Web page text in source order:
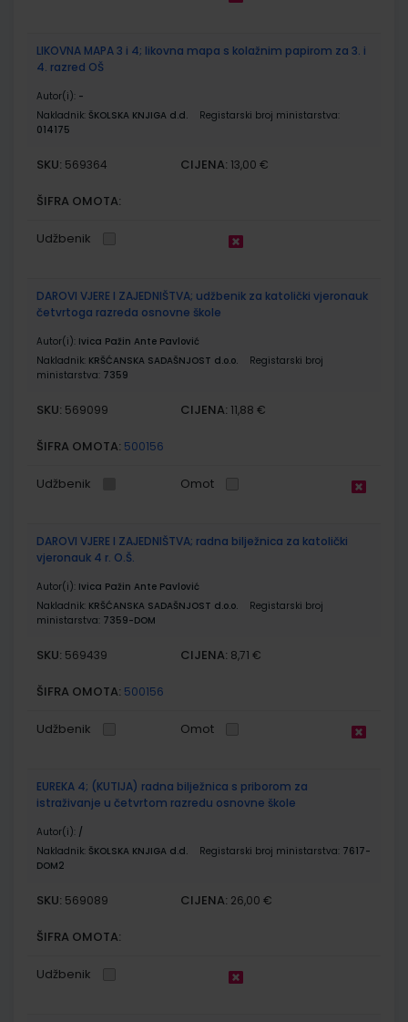
LIKOVNA MAPA 3 i 4; likovna mapa s kolažnim papirom za 3. i
4. razred OŠ
Autor(i): -
Nakladnik: ŠKOLSKA KNJIGA d.d.
Registarski broj ministarstva:
014175
SKU: 569364 CIJENA: 13,00 €
ŠIFRA OMOTA:
Udžbenik
DAROVI VJERE I ZAJEDNIŠTVA; udžbenik za katolički vjeronauk
četvrtoga razreda osnovne škole
Autor(i): Ivica Pažin Ante Pavlović
Nakladnik: KRŠĆANSKA SADAŠNJOST d.o.o.
Registarski broj
ministarstva: 7359
SKU: 569099 CIJENA: 11,88 €
ŠIFRA OMOTA: 500156
Udžbenik Omot
DAROVI VJERE I ZAJEDNIŠTVA; radna bilježnica za katolički
vjeronauk 4 r. O.Š.
Autor(i): Ivica Pažin Ante Pavlović
Nakladnik: KRŠĆANSKA SADAŠNJOST d.o.o.
Registarski broj
ministarstva: 7359-DOM
SKU: 569439 CIJENA: 8,71 €
ŠIFRA OMOTA: 500156
Udžbenik Omot
EUREKA 4; (KUTIJA) radna bilježnica s priborom za
istraživanje u četvrtom razredu osnovne škole
Autor(i): /
Nakladnik: ŠKOLSKA KNJIGA d.d. Registarski broj ministarstva: 7617-
DOM2
SKU: 569089 CIJENA: 26,00 €
ŠIFRA OMOTA:
Udžbenik